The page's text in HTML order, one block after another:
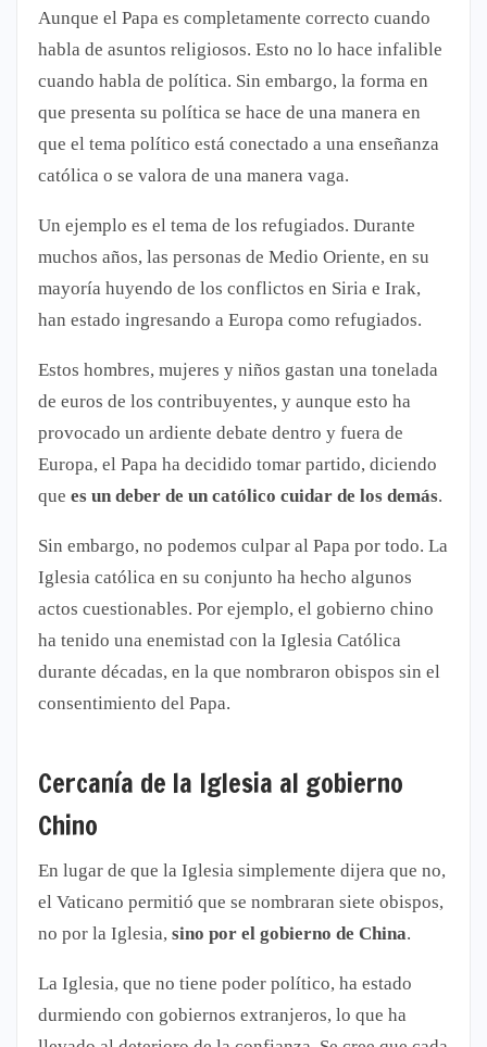
Aunque el Papa es completamente correcto cuando
habla de asuntos religiosos. Esto no lo hace infalible
cuando habla de política. Sin embargo, la forma en
que presenta su política se hace de una manera en
que el tema político está conectado a una enseñanza
católica o se valora de una manera vaga.
Un ejemplo es el tema de los refugiados. Durante
muchos años, las personas de Medio Oriente, en su
mayoría huyendo de los conflictos en Siria e Irak,
han estado ingresando a Europa como refugiados.
Estos hombres, mujeres y niños gastan una tonelada
de euros de los contribuyentes, y aunque esto ha
provocado un ardiente debate dentro y fuera de
Europa, el Papa ha decidido tomar partido, diciendo
que es un deber de un católico cuidar de los demás.
Sin embargo, no podemos culpar al Papa por todo. La
Iglesia católica en su conjunto ha hecho algunos
actos cuestionables. Por ejemplo, el gobierno chino
ha tenido una enemistad con la Iglesia Católica
durante décadas, en la que nombraron obispos sin el
consentimiento del Papa.
Cercanía de la Iglesia al gobierno
Chino
En lugar de que la Iglesia simplemente dijera que no,
el Vaticano permitió que se nombraran siete obispos,
no por la Iglesia, sino por el gobierno de China.
La Iglesia, que no tiene poder político, ha estado
durmiendo con gobiernos extranjeros, lo que ha